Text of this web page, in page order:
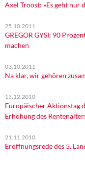
Axel Troost: »Es geht nur
25.10.2011
GREGOR GYSI: 90
machen
03.10.2011
Na klar, wir gehören
15.12.2010
Europäischer Aktionstag
Erhöhung des
21.11.2010
Eröffnungsrede des 5.